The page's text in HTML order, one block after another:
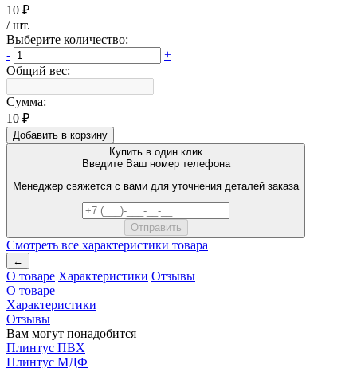
10 ₽
/шт.
Выберите количество:
-
+
Общий вес:
Сумма:
10 ₽
Добавить в корзину
Купить в один клик
Введите Ваш номер телефона
Менеджер свяжется с вами для уточнения деталей заказа
Смотреть все характеристики товара
←
О товаре Характеристики Отзывы
О товаре
Характеристики
Отзывы
Вам могут понадобится
Плинтус ПВХ
Плинтус МДФ